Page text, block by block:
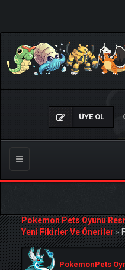
ÜYE OL
Gezinmeyi
Değiştir
Pokemon Pets Oyunu
Yeni Fikirler Ve Öneriler»
PokemonPets